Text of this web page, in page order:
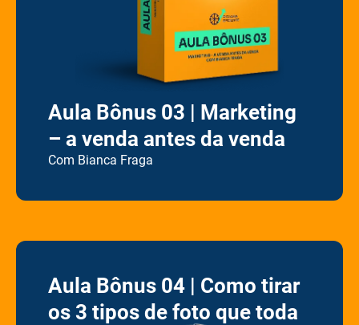
Aula Bônus 03 | Marketing
– a venda antes da venda
Com Bianca Fraga
Aula Bônus 04 | Como tirar
os 3 tipos de foto que toda